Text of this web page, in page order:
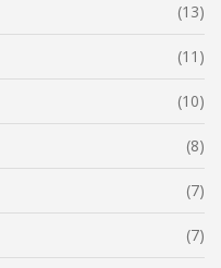
(13)
(11)
(10)
(8)
(7)
(7)